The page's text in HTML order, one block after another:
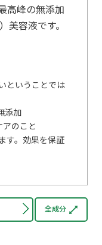
高峰の無添加
美容液です。
ということでは
添加
のこと
す。効果を保証
全成分